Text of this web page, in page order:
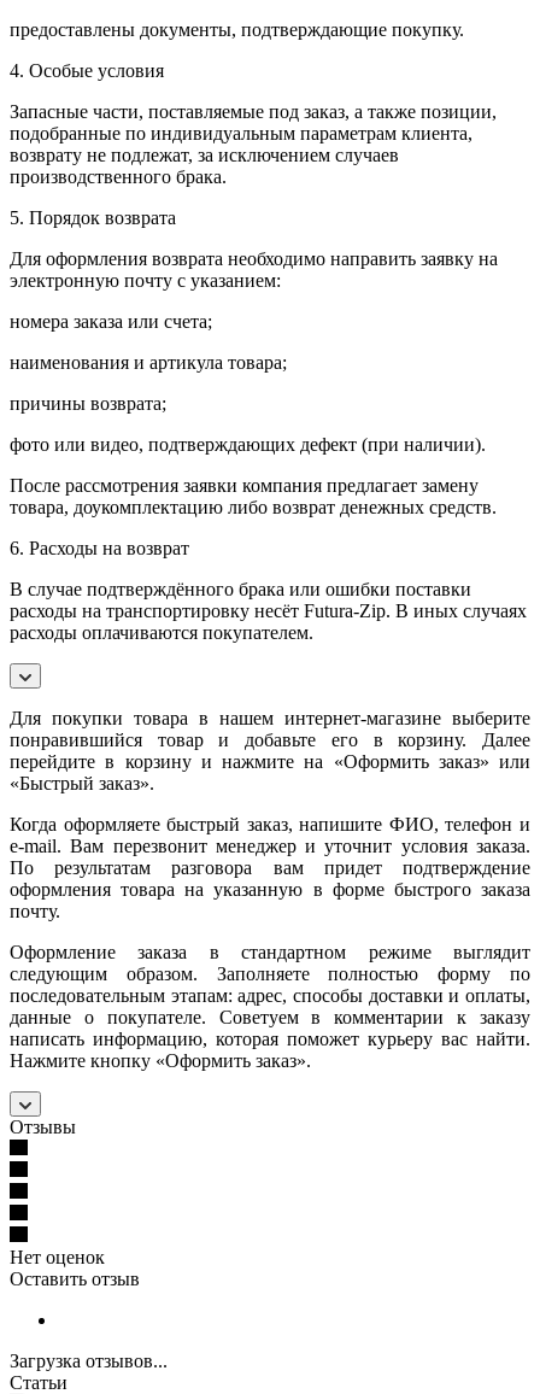
предоставлены документы, подтверждающие покупку.
4. Особые условия
Запасные части, поставляемые под заказ, а также позиции,
подобранные по индивидуальным параметрам клиента,
возврату не подлежат, за исключением случаев
производственного брака.
5. Порядок возврата
Для оформления возврата необходимо направить заявку на
электронную почту с указанием:
номера заказа или счета;
наименования и артикула товара;
причины возврата;
фото или видео, подтверждающих дефект (при наличии).
После рассмотрения заявки компания предлагает замену
товара, доукомплектацию либо возврат денежных средств.
6. Расходы на возврат
В случае подтверждённого брака или ошибки поставки
расходы на транспортировку несёт Futura-Zip. В иных случаях
расходы оплачиваются покупателем.
Для покупки товара в нашем интернет-магазине выберите
понравившийся товар и добавьте его в корзину. Далее
перейдите в корзину и нажмите на «Оформить заказ» или
«Быстрый заказ».
Когда оформляете быстрый заказ, напишите ФИО, телефон и
e-mail. Вам перезвонит менеджер и уточнит условия заказа.
По результатам разговора вам придет подтверждение
оформления товара на указанную в форме быстрого заказа
почту.
Оформление заказа в стандартном режиме выглядит
следующим образом. Заполняете полностью форму по
последовательным этапам: адрес, способы доставки и оплаты,
данные о покупателе. Советуем в комментарии к заказу
написать информацию, которая поможет курьеру вас найти.
Нажмите кнопку «Оформить заказ».
Отзывы
Нет оценок
Оставить отзыв
Загрузка отзывов...
Статьи